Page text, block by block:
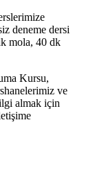
deneme dersi
mola, 40 dk
Kursu,
ve
almak için